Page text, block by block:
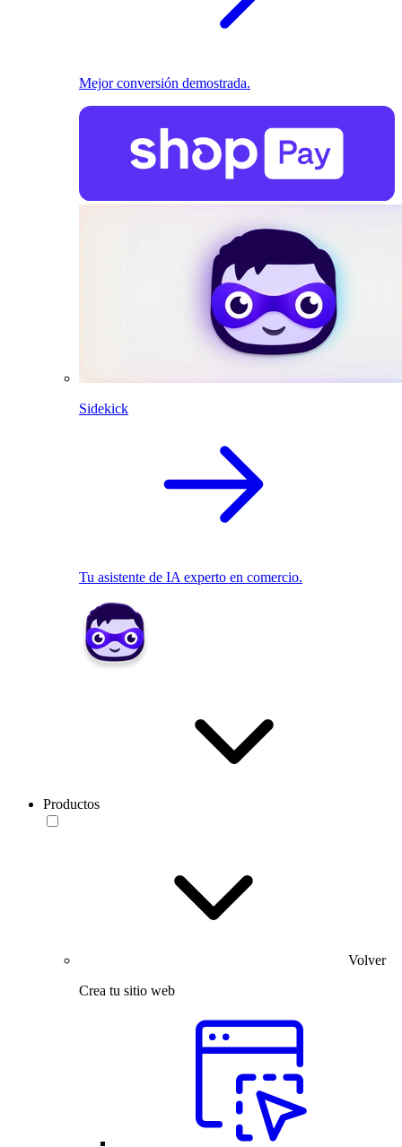
Mejor conversión demostrada.
Sidekick
Tu asistente de IA experto en comercio.
Productos
Volver
Crea tu sitio web